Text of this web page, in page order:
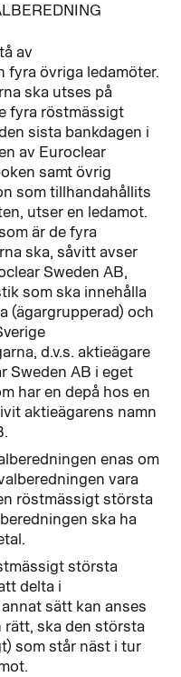
av
övriga ledamöter.
ska utses på
fyra röstmässigt
sista bankdagen i
av Euroclear
samt övrig
som tillhandahållits
utser en ledamot.
är de fyra
ska, såvitt avser
Sweden AB,
som ska innehålla
(ägargrupperad) och
d.v.s. aktieägare
Sweden AB i eget
har en depå hos en
aktieägarens namn
enas om
vara
röstmässigt största
ska ha
största
delta i
sätt kan anses
rätt, ska den största
som står näst i tur